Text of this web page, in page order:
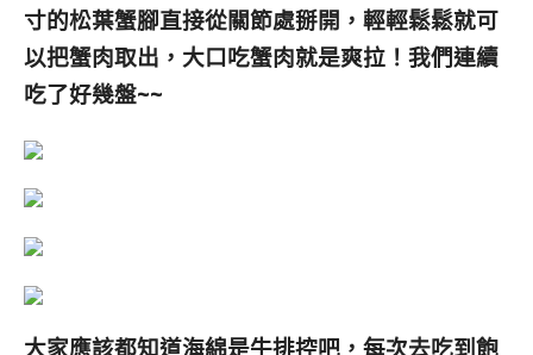
寸的松葉蟹腳直接從關節處掰開，輕輕鬆鬆就可
以把蟹肉取出，大口吃蟹肉就是爽拉！我們連續
吃了好幾盤~~
大家應該都知道海綿是牛排控吧，每次去吃到飽